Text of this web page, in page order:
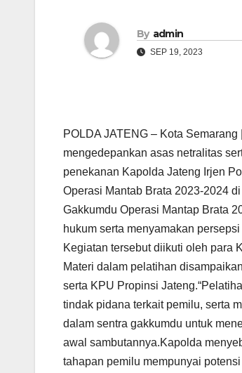
By admin
SEP 19, 2023
POLDA JATENG – Kota
mengedepankan asas netralitas
penekanan Kapolda Jateng Irjen
Operasi Mantab Brata 2023-2024
Gakkumdu Operasi Mantap Brata
hukum serta menyamakan
Kegiatan tersebut diikuti oleh para
Materi dalam pelatihan
serta KPU Propinsi
tindak pidana terkait pemilu, serta
dalam sentra gakkumdu untuk
awal sambutannya.Kapolda
tahapan pemilu mempunyai